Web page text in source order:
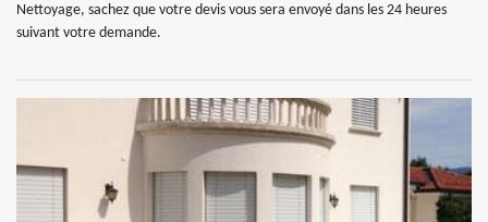
Nettoyage, sachez que votre devis vous sera envoyé dans les 24 heures
suivant votre demande.